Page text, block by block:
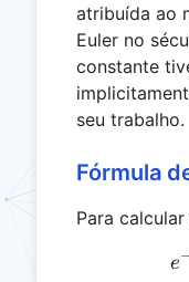
atribuída ao
Euler no
constante
seu trabalho.
Fórmula
Para calcular
e